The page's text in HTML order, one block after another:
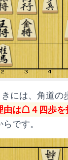
には、角道
由は☖４四歩
です。